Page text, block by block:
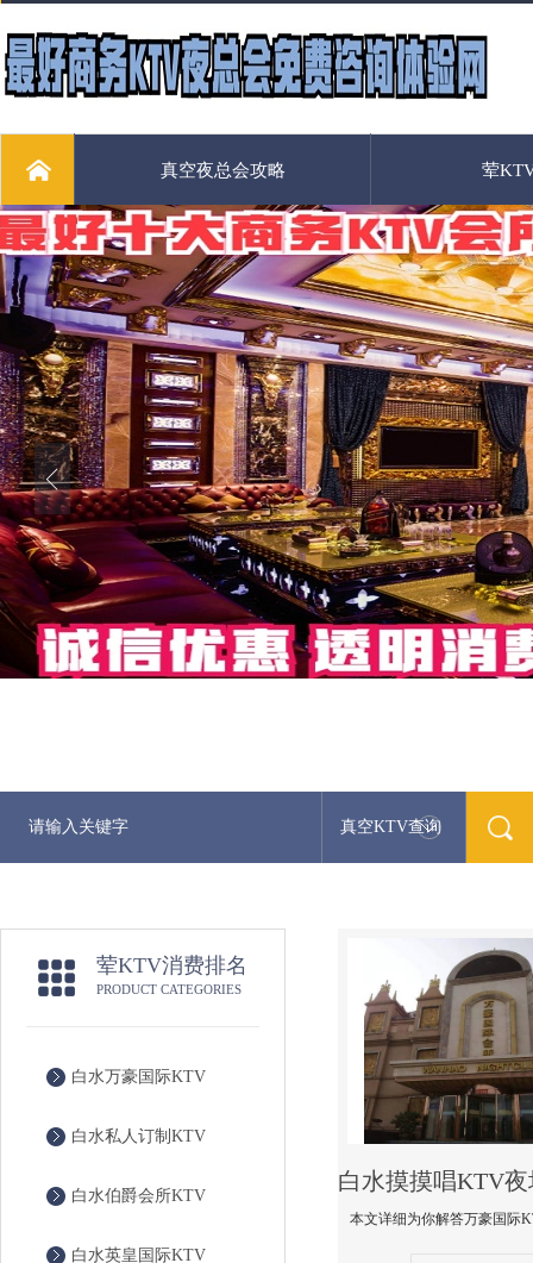
真空夜总会攻略 荤
真空KTV查询
荤KTV消费排名
PRODUCT CATEGORIES
白水万豪国际KTV
白水私人订制KTV
白水伯爵会所KTV
白水英皇国际KTV